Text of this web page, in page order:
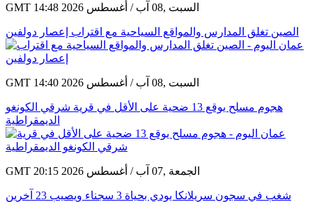
GMT 14:48 2026 السبت ,08 آب / أغسطس
الصين تغلق المدارس والمواقع السياحية مع اقتراب إعصار دولفين
GMT 14:40 2026 السبت ,08 آب / أغسطس
هجوم مسلح يوقع 13 ضحية على الأقل في قرية شرقي الكونغو
الديمقراطية
GMT 20:15 2026 الجمعة ,07 آب / أغسطس
شغب في سجون سريلانكا يودي بحياة 3 سجناء ويصيب 23 آخرين